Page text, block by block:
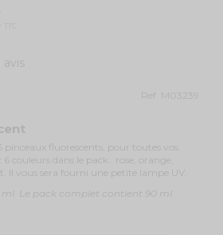
avis
Ref. M03239
pinceaux fluorescents, pour toutes vos
6 couleurs dans le pack : rose, orange,
Il vous sera fourni une petite lampe UV.
ml. Le pack complet contient 90 ml.